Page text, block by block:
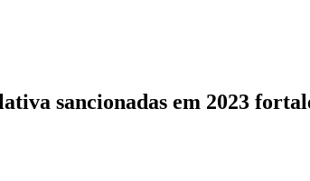
sancionadas em 2023